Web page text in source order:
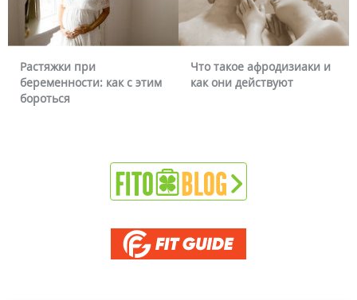
Растяжки при
беременности: как с этим
бороться
Что такое афродизиаки и
как они действуют